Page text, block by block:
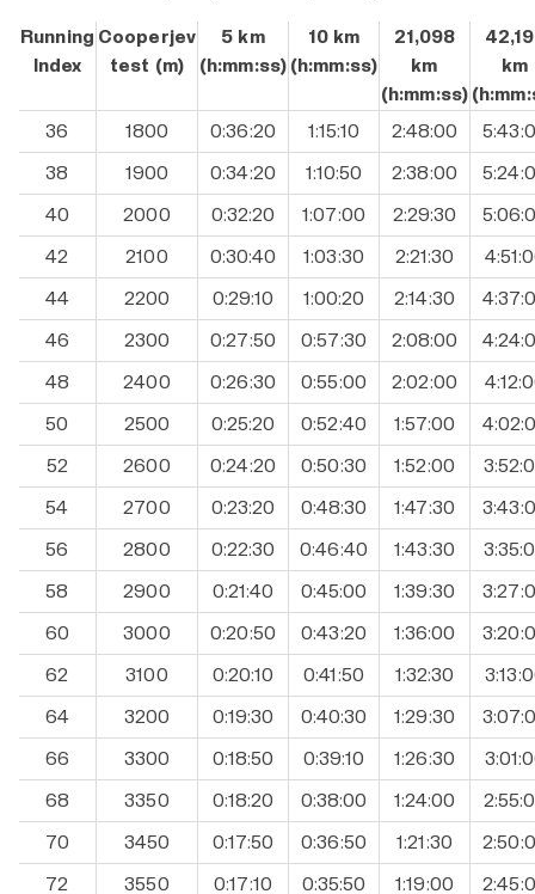
Running
Index
Cooperjev
test (m)
5 km
(h:mm:ss)
10 km
(h:mm:ss)
21,098
km
(h:mm:ss)
km
36
1800 0:36:20 1:15:10 2:48:00
38 1900 0:34:20 1:10:50 2:38:00
40 2000 0:32:20 1:07:00 2:29:30
42 2100 0:30:40 1:03:30 2:21:30
44 2200 0:29:10 1:00:20 2:14:30
46 2300 0:27:50 0:57:30 2:08:00
48 2400 0:26:30 0:55:00 2:02:00
50 2500 0:25:20 0:52:40 1:57:00
52 2600 0:24:20 0:50:30 1:52:00
54 2700 0:23:20 0:48:30 1:47:30
56 2800 0:22:30 0:46:40 1:43:30
58 2900 0:21:40 0:45:00 1:39:30
60 3000 0:20:50 0:43:20 1:36:00
62 3100 0:20:10 0:41:50 1:32:30
64 3200 0:19:30 0:40:30 1:29:30
66 3300 0:18:50 0:39:10 1:26:30
68 3350 0:18:20 0:38:00 1:24:00
70 3450 0:17:50 0:36:50 1:21:30
72 3550 0:17:10 0:35:50 1:19:00